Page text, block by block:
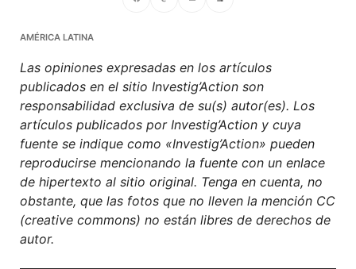
AMÉRICA LATINA
Las opiniones expresadas en los artículos
publicados en el sitio Investig’Action son
responsabilidad exclusiva de su(s) autor(es). Los
artículos publicados por Investig’Action y cuya
fuente se indique como «Investig’Action» pueden
reproducirse mencionando la fuente con un enlace
de hipertexto al sitio original. Tenga en cuenta, no
obstante, que las fotos que no lleven la mención CC
(creative commons) no están libres de derechos de
autor.